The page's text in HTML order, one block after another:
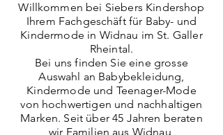
Willkommen bei Siebers Kindershop
Ihrem Fachgeschäft für Baby- und
Kindermode in Widnau im St. Galler
Rheintal.
Bei uns finden Sie eine grosse
Auswahl an Babybekleidung,
Kindermode und Teenager-Mode
von hochwertigen und nachhaltigen
Marken. Seit über 45 Jahren beraten
wir Familien aus Widnau,